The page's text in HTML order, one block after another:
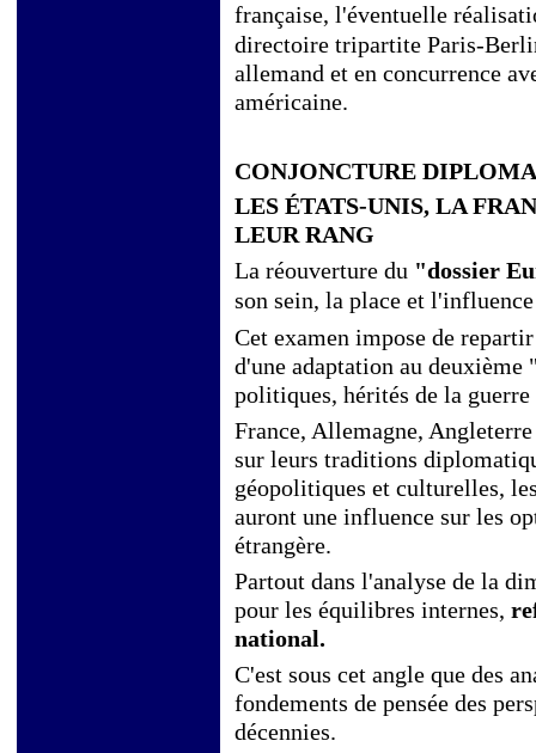
française, l'éventuelle
directoire tripartite Paris-
allemand et en concurrence
américaine.
CONJONCTURE
LES ÉTATS-UNIS, LA
LEUR RANG
La réouverture du "dossier
son sein, la place et
Cet examen impose de
d'une adaptation au deuxième
politiques, hérités de la
France, Allemagne,
sur leurs traditions
géopolitiques et culturelles,
auront une influence sur les
étrangère.
Partout dans l'analyse de la
pour les équilibres internes,
national.
C'est sous cet angle que des
fondements de pensée des
décennies.